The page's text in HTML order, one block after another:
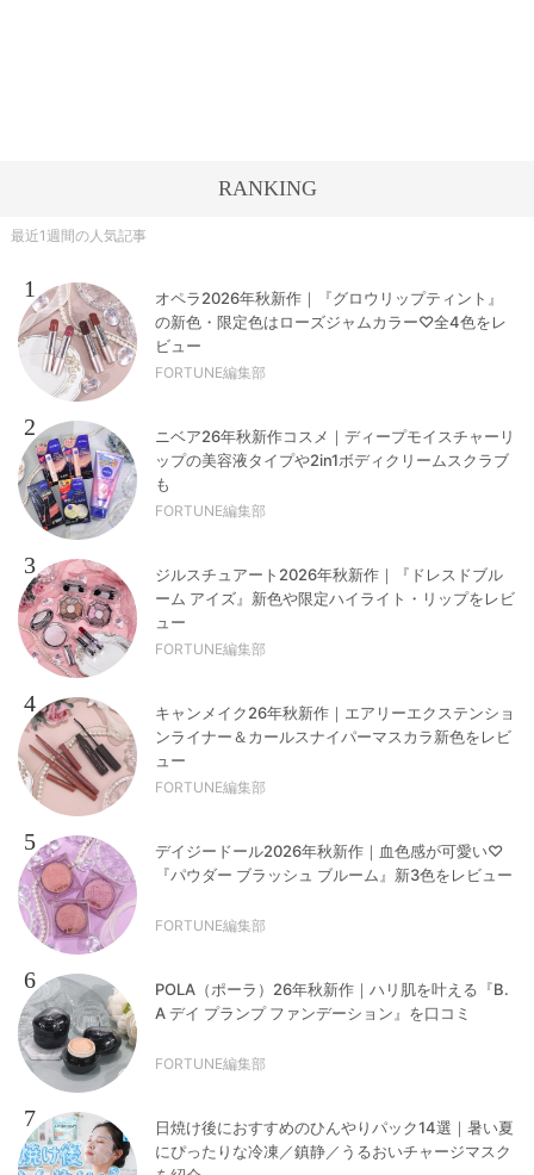
RANKING
最近1週間の人気記事
1
オペラ2026年秋新作｜『グロウリップティント』
の新色・限定色はローズジャムカラー♡全4色をレ
ビュー
FORTUNE編集部
2
ニベア26年秋新作コスメ｜ディープモイスチャーリ
ップの美容液タイプや2in1ボディクリームスクラブ
も
FORTUNE編集部
3
ジルスチュアート2026年秋新作｜『ドレスドブル
ーム アイズ』新色や限定ハイライト・リップをレビ
ュー
FORTUNE編集部
4
キャンメイク26年秋新作｜エアリーエクステンショ
ンライナー＆カールスナイパーマスカラ新色をレビ
ュー
FORTUNE編集部
5
デイジードール2026年秋新作｜血色感が可愛い♡
『パウダー ブラッシュ ブルーム』新3色をレビュー
FORTUNE編集部
6
POLA（ポーラ）26年秋新作｜ハリ肌を叶える『B.
A デイ プランプ ファンデーション』を口コミ
FORTUNE編集部
7
日焼け後におすすめのひんやりパック14選｜暑い夏
にぴったりな冷凍／鎮静／うるおいチャージマスク